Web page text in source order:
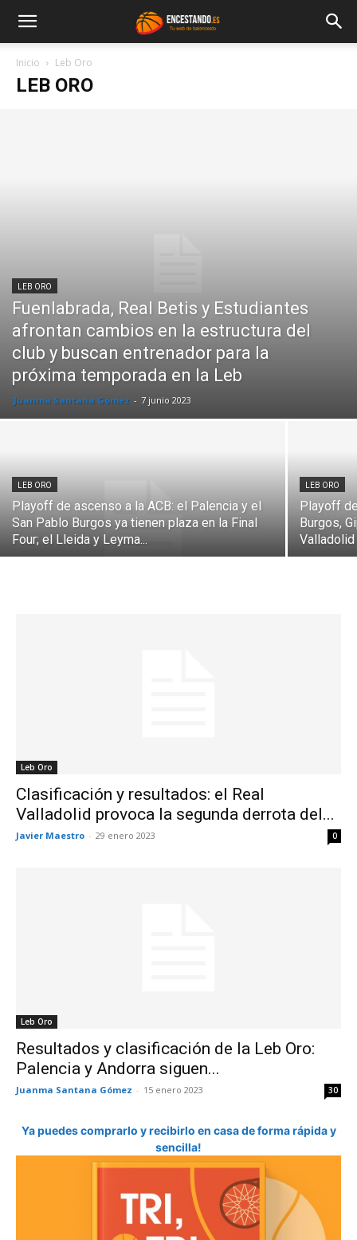
Inicio Leb Oro
LEB ORO
LEB ORO
Fuenlabrada, Real Betis y Estudiantes
afrontan cambios en la estructura del
club y buscan entrenador para la
próxima temporada en la Leb
Juanma Santana Gómez - 7 junio 2023
LEB ORO
Playoff de ascenso a la ACB: el Palencia y el
San Pablo Burgos ya tienen plaza en la Final
Four; el Lleida y Leyma...
LEB ORO
Playoff
Burgos,
Leb Oro
Clasificación y resultados: el Real
Valladolid provoca la segunda derrota del...
Javier Maestro - 29 enero 2023 0
Leb Oro
Resultados y clasificación de la Leb Oro:
Palencia y Andorra siguen...
Juanma Santana Gómez - 15 enero 2023 30
Ya puedes comprarlo y recibirlo en casa de forma rápida y
sencilla!